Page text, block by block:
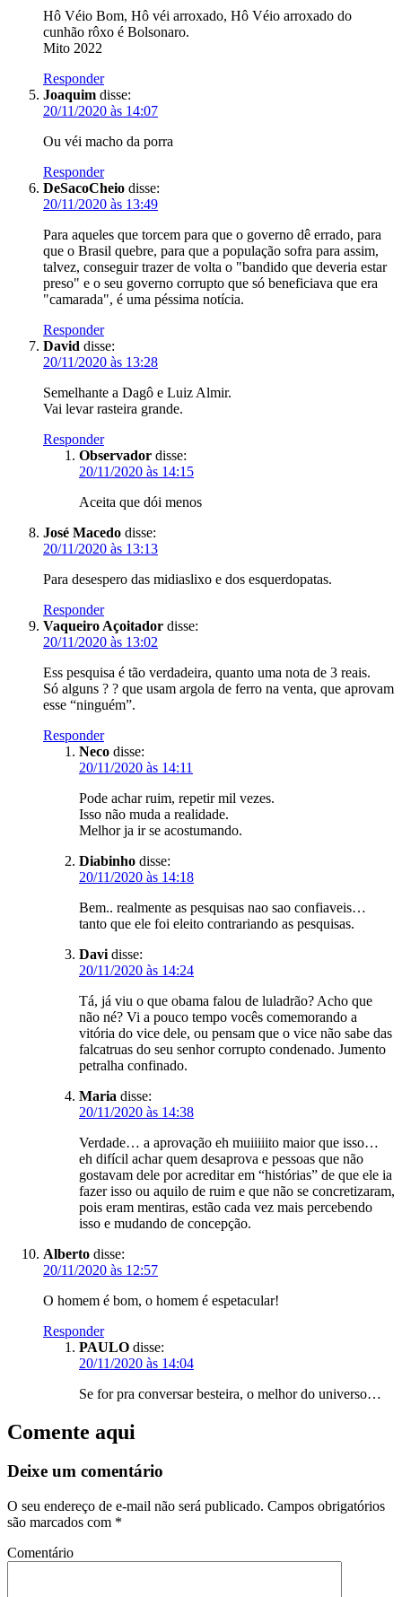
Hô Véio Bom, Hô véi arroxado, Hô Véio arroxado do
cunhão rôxo é Bolsonaro.
Mito 2022
Responder
Joaquim disse:
20/11/2020 às 14:07
Ou véi macho da porra
Responder
DeSacoCheio disse:
20/11/2020 às 13:49
Para aqueles que torcem para que o governo dê errado, para
que o Brasil quebre, para que a população sofra para assim,
talvez, conseguir trazer de volta o "bandido que deveria estar
preso" e o seu governo corrupto que só beneficiava que era
"camarada", é uma péssima notícia.
Responder
David disse:
20/11/2020 às 13:28
Semelhante a Dagô e Luiz Almir.
Vai levar rasteira grande.
Responder
Observador disse:
20/11/2020 às 14:15
Aceita que dói menos
José Macedo disse:
20/11/2020 às 13:13
Para desespero das midiaslixo e dos esquerdopatas.
Responder
Vaqueiro Açoitador disse:
20/11/2020 às 13:02
Ess pesquisa é tão verdadeira, quanto uma nota de 3 reais.
Só alguns ? ? que usam argola de ferro na venta, que aprovam
esse “ninguém”.
Responder
Neco disse:
20/11/2020 às 14:11
Pode achar ruim, repetir mil vezes.
Isso não muda a realidade.
Melhor ja ir se acostumando.
Diabinho disse:
20/11/2020 às 14:18
Bem.. realmente as pesquisas nao sao confiaveis…
tanto que ele foi eleito contrariando as pesquisas.
Davi disse:
20/11/2020 às 14:24
Tá, já viu o que obama falou de luladrão? Acho que
não né? Vi a pouco tempo vocês comemorando a
vitória do vice dele, ou pensam que o vice não sabe das
falcatruas do seu senhor corrupto condenado. Jumento
petralha confinado.
Maria disse:
20/11/2020 às 14:38
Verdade… a aprovação eh muiiiiito maior que isso…
eh difícil achar quem desaprova e pessoas que não
gostavam dele por acreditar em “histórias” de que ele ia
fazer isso ou aquilo de ruim e que não se concretizaram,
pois eram mentiras, estão cada vez mais percebendo
isso e mudando de concepção.
Alberto disse:
20/11/2020 às 12:57
O homem é bom, o homem é espetacular!
Responder
PAULO disse:
20/11/2020 às 14:04
Se for pra conversar besteira, o melhor do universo…
Comente aqui
Deixe um comentário
O seu endereço de e-mail não será publicado. Campos obrigatórios
são marcados com *
Comentário